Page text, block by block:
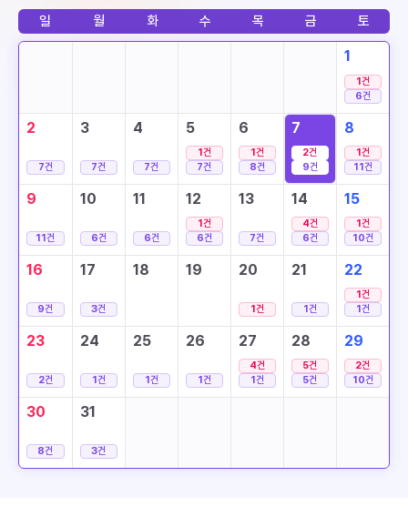
일 월 화 수 목 금 토
1
1건
6건
2
7건
3
7건
4
7건
5
1건
7건
6
1건
8건
7
2건
9건
8
1건
11건
9
11건
10
6건
11
6건
12
1건
6건
13
7건
14
4건
6건
15
1건
10건
16
9건
17
3건
18 19 20
1건
21
1건
22
1건
1건
23
2건
24
1건
25
1건
26
1건
27
4건
1건
28
5건
5건
29
2건
10건
30
8건
31
3건